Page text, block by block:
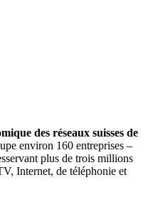
des réseaux suisses de
environ 160 entreprises –
plus de trois millions
Internet, de téléphonie et